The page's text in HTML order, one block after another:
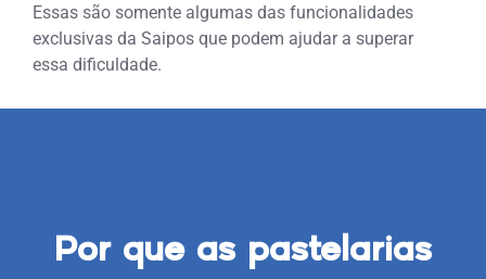
Essas são somente algumas das funcionalidades
exclusivas da Saipos que podem ajudar a superar
essa dificuldade.
Por que as pastelarias